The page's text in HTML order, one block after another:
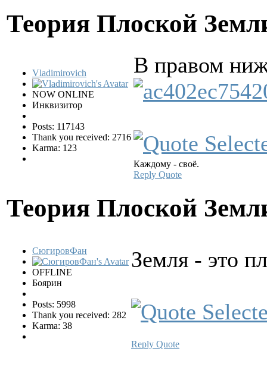
Теория Плоской
Vladimirovich
NOW ONLINE
Инквизитор
Posts: 117143
Thank you received: 2716
Karma: 123
В правом
Каждому - своё.
Reply Quote
Теория Плоской
СюгировФан
OFFLINE
Боярин
Posts: 5998
Thank you received: 282
Karma: 38
Земля - это
Reply Quote